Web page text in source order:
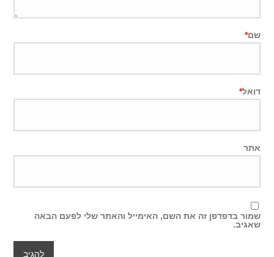
שם*
דואל*
אתר
שמור בדפדפן זה את השם, האימייל והאתר שלי לפעם הבאה
שאגיב.